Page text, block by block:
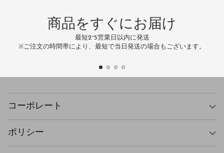
商品をすぐにお届け
最短2~5営業日以内に発送
※ご注文の時間帯により、最短で当日発送の場合もございます。
コーポレート
ポリシー